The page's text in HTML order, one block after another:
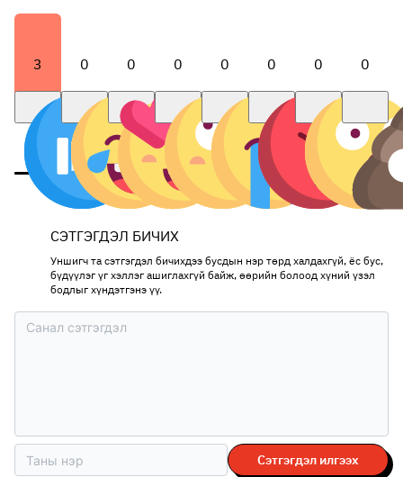
3 0 0 0 0 0 0 0
СЭТГЭГДЭЛ БИЧИХ
Уншигч та сэтгэгдэл бичихдээ бусдын нэр төрд халдахгүй, ёс бус,
бүдүүлэг үг хэллэг ашиглахгүй байж, өөрийн болоод хүний үзэл
бодлыг хүндэтгэнэ үү.
Сэтгэгдэл илгээх